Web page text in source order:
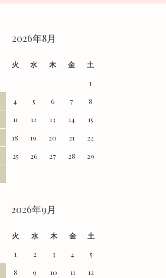
2026年8月
火 水 木 金
土
1
4 5 6 7
8
11 12 13 14
15
18 19 20 21
22
25 26 27 28
29
2026年9月
火 水 木 金
土
1
2 3 4
5
8 9 10 11
12